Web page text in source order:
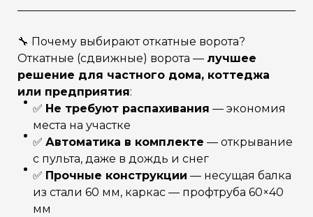
🔧 Почему выбирают откатные ворота?
Откатные (сдвижные) ворота — лучшее
решение для частного дома, коттеджа
или предприятия:
✅ Не требуют распахивания — экономия
места на участке
✅ Автоматика в комплекте — открывание
с пульта, даже в дождь и снег
✅ Прочные конструкции — несущая балка
из стали 60 мм, каркас — профтруба 60×40
мм